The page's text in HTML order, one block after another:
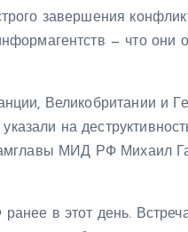
завершения
— что они
Великобритании и
на
МИД РФ Михаил
в этот день.